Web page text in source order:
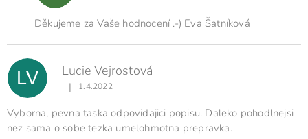
Děkujeme za Vaše hodnocení .-) Eva Šatníková
LV Lucie Vejrostová
Hodnocení produktu je 5 z 5 hvězdiček.
| 1.4.2022
Vyborna, pevna taska odpovidajici popisu. Daleko pohodlnejsi
nez sama o sobe tezka umelohmotna prepravka.